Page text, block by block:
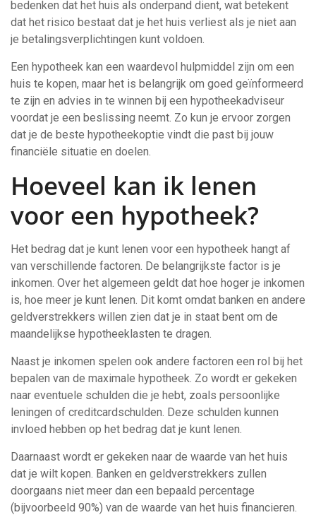
bedenken dat het huis als onderpand dient, wat betekent
dat het risico bestaat dat je het huis verliest als je niet aan
je betalingsverplichtingen kunt voldoen.
Een hypotheek kan een waardevol hulpmiddel zijn om een
huis te kopen, maar het is belangrijk om goed geïnformeerd
te zijn en advies in te winnen bij een hypotheekadviseur
voordat je een beslissing neemt. Zo kun je ervoor zorgen
dat je de beste hypotheekoptie vindt die past bij jouw
financiële situatie en doelen.
Hoeveel kan ik lenen
voor een hypotheek?
Het bedrag dat je kunt lenen voor een hypotheek hangt af
van verschillende factoren. De belangrijkste factor is je
inkomen. Over het algemeen geldt dat hoe hoger je inkomen
is, hoe meer je kunt lenen. Dit komt omdat banken en andere
geldverstrekkers willen zien dat je in staat bent om de
maandelijkse hypotheeklasten te dragen.
Naast je inkomen spelen ook andere factoren een rol bij het
bepalen van de maximale hypotheek. Zo wordt er gekeken
naar eventuele schulden die je hebt, zoals persoonlijke
leningen of creditcardschulden. Deze schulden kunnen
invloed hebben op het bedrag dat je kunt lenen.
Daarnaast wordt er gekeken naar de waarde van het huis
dat je wilt kopen. Banken en geldverstrekkers zullen
doorgaans niet meer dan een bepaald percentage
(bijvoorbeeld 90%) van de waarde van het huis financieren.